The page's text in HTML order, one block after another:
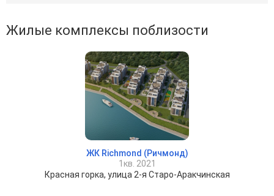
Жилые комплексы поблизости
ЖК Richmond (Ричмонд)
1кв. 2021
Красная горка, улица 2-я Старо-Аракчинская